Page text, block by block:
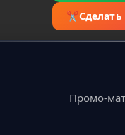
✂
Промо-